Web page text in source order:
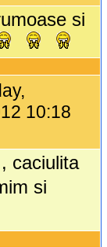
si
10:18
, caciulita
si